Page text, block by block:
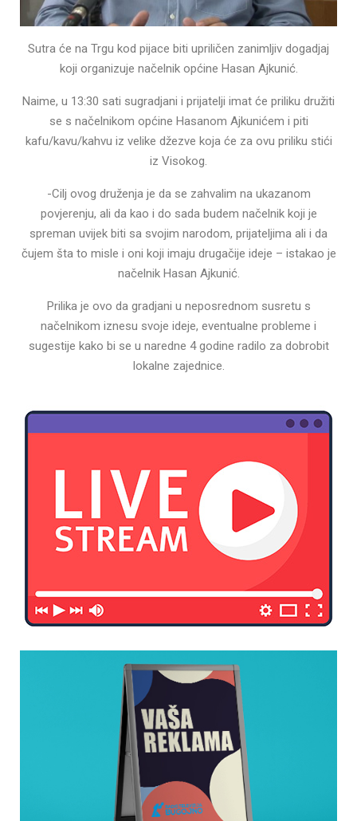
Sutra će na Trgu kod pijace biti upriličen zanimljiv dogadjaj
koji organizuje načelnik općine Hasan Ajkunić.
Naime, u 13:30 sati sugradjani i prijatelji imat će priliku družiti
se s načelnikom općine Hasanom Ajkunićem i piti
kafu/kavu/kahvu iz velike džezve koja će za ovu priliku stići
iz Visokog.
-Cilj ovog druženja je da se zahvalim na ukazanom
povjerenju, ali da kao i do sada budem načelnik koji je
spreman uvijek biti sa svojim narodom, prijateljima ali i da
čujem šta to misle i oni koji imaju drugačije ideje – istakao je
načelnik Hasan Ajkunić.
Prilika je ovo da gradjani u neposrednom susretu s
načelnikom iznesu svoje ideje, eventualne probleme i
sugestije kako bi se u naredne 4 godine radilo za dobrobit
lokalne zajednice.